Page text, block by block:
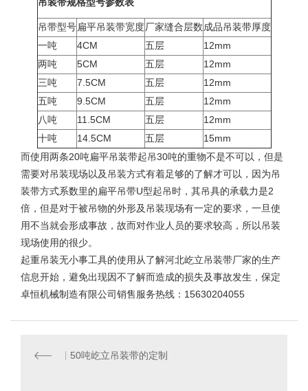
吊装带规格型号参数表
吊带型号 扁平吊装带宽度厂家缝合层数成品吊装带厚度
一吨
4CM 五层
12mm
两吨
5CM 五层
12mm
三吨
7.5CM 五层
12mm
五吨
9.5CM 五层
12mm
八吨
11.5CM 五层
12mm
十吨
14.5CM 五层
15mm
而使用两条20吨扁平吊装带起吊30吨的重物不是不可以，但是
需要对吊装现场以及吊装方式有着足够的了解才可以，因为吊
装带方式系数里的扁平吊带U型起吊时，其吊具的承载力是2
倍，但是对于被吊物的外形及吊装现场有一定的要求，一旦使
用不当就会形成事故，故而对作业人员的要求较高，所以吊装
现场使用的很少。
起重吊装无小事工具的使用从了解河北屹立吊装带厂家的生产
信息开始，避免出现因不了解而造成的损失及事故发生，保定
卓恒机械制造有限公司销售服务热线：15630204055
50吨屹立吊装带的定制